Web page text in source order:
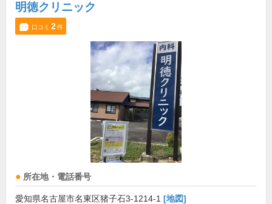
明徳クリニック
口コミ 2件
所在地・電話番号
愛知県名古屋市名東区猪子石3-1214-1 [地図]